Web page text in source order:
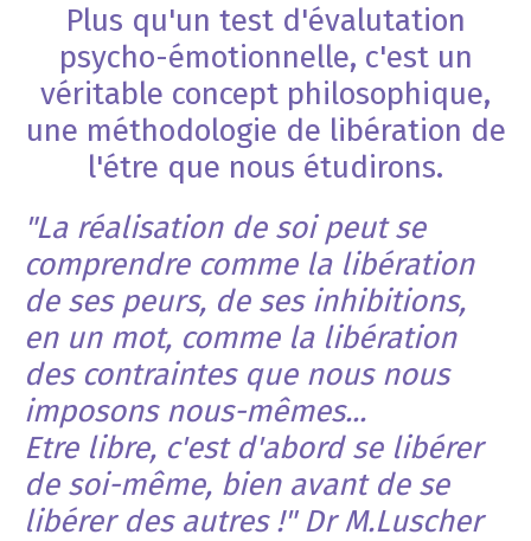
Plus qu'un test d'évalutation
psycho-émotionnelle, c'est un
véritable concept philosophique,
une méthodologie de libération de
l'étre que nous étudirons.
"La réalisation de soi peut se
comprendre comme la libération
de ses peurs, de ses inhibitions,
en un mot, comme la libération
des contraintes que nous nous
imposons nous-mêmes...
Etre libre, c'est d'abord se libérer
de soi-même, bien avant de se
libérer des autres !" Dr M.Luscher